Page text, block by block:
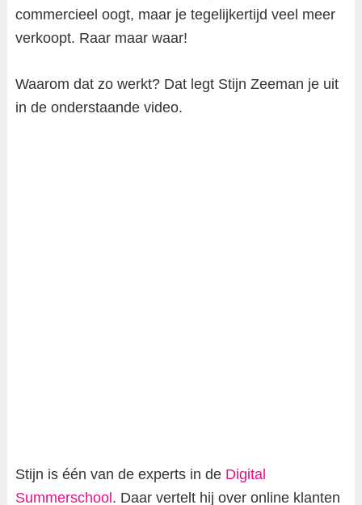
commercieel oogt, maar je tegelijkertijd veel meer
verkoopt. Raar maar waar!
Waarom dat zo werkt? Dat legt Stijn Zeeman je uit
in de onderstaande video.
Stijn is één van de experts in de Digital
Summerschool . Daar vertelt hij over online klanten